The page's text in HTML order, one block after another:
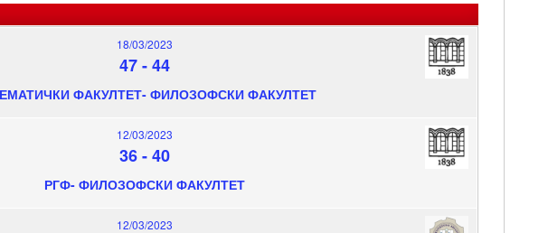
18/03/2023
47-44
ФАКУЛТЕТ- ФИЛОЗОФСКИ ФАКУЛТЕТ
12/03/2023
36-40
РГФ- ФИЛОЗОФСКИ ФАКУЛТЕТ
12/03/2023